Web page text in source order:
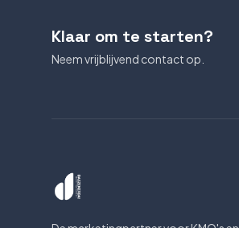
Klaar om te starten?
Neem vrijblijvend contact op.